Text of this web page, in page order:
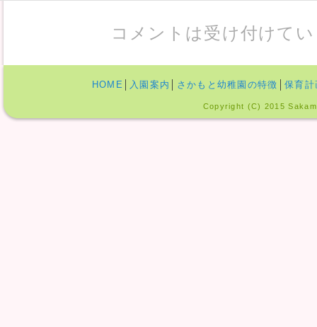
コメントは受け付けて
HOME 入園案内 さかもと幼稚園の特徴 保育計
Copyright (C) 2015